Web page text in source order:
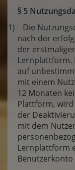
§ 5
(1) Die
nach der
der
Lernplattform.
auf
mit einem
12 Monaten
Plattform,
der
mit dem
Lernplattform